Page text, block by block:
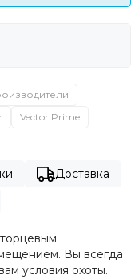
Vector Prime
Доставка
Вы всегда
условия охоты.